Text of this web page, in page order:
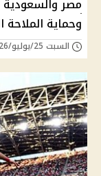
مصر
وحماية الملاحة
السبت 25/يوليو/2026 - 08:43 م